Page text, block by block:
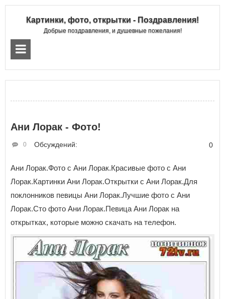
Картинки, фото, открытки - Поздравления!
Добрые поздравления, и душевные пожелания!
Ани Лорак - Фото!
Обсуждений:
0 0
Ани Лорак.Фото с Ани Лорак.Красивые фото с Ани
Лорак.Картинки Ани Лорак.Открытки с Ани Лорак.Для
поклонников певицы Ани Лорак.Лучшие фото с Ани
Лорак.Сто фото Ани Лорак.Певица Ани Лорак на
открытках, которые можно скачать на телефон.